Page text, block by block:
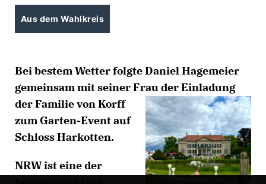
Aus dem Wahlkreis
Bei bestem Wetter folgte Daniel Hagemeier
gemeinsam mit seiner Frau derEinladung
der Familie von Korff
zum Garten-Event auf
Schloss Harkotten.
NRW ist eine der